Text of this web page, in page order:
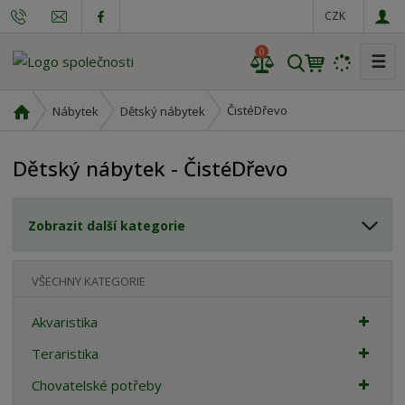
CZK
V
0 ☰
v
d
s
a
a
Nábytek Dětský nábytek ČistéDřevo
Dětský nábytek - ČistéDřevo
Zobrazit další kategorie
VŠECHNY KATEGORIE
Akvaristika
Teraristika
Chovatelské potřeby